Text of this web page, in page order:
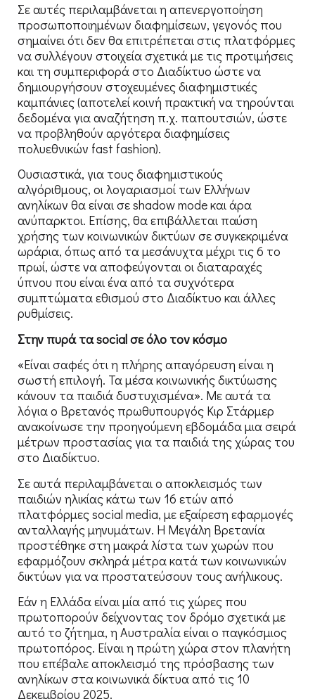
Σε αυτές περιλαμβάνεται η απενεργοποίηση
προσωποποιημένων διαφημίσεων, γεγονός που
σημαίνει ότι δεν θα επιτρέπεται στις πλατφόρμες
να συλλέγουν στοιχεία σχετικά με τις προτιμήσεις
και τη συμπεριφορά στο Διαδίκτυο ώστε να
δημιουργήσουν στοχευμένες διαφημιστικές
καμπάνιες (αποτελεί κοινή πρακτική να τηρούνται
δεδομένα για αναζήτηση π.χ. παπουτσιών, ώστε
να προβληθούν αργότερα διαφημίσεις
πολυεθνικών fast fashion).
Ουσιαστικά, για τους διαφημιστικούς
αλγόριθμους, οι λογαριασμοί των Ελλήνων
ανηλίκων θα είναι σε shadow mode και άρα
ανύπαρκτοι. Επίσης, θα επιβάλλεται παύση
χρήσης των κοινωνικών δικτύων σε συγκεκριμένα
ωράρια, όπως από τα μεσάνυχτα μέχρι τις 6 το
πρωί, ώστε να αποφεύγονται οι διαταραχές
ύπνου που είναι ένα από τα συχνότερα
συμπτώματα εθισμού στο Διαδίκτυο και άλλες
ρυθμίσεις.
Στην πυρά τα social σε όλο τον κόσμο
«Είναι σαφές ότι η πλήρης απαγόρευση είναι η
σωστή επιλογή. Τα μέσα κοινωνικής δικτύωσης
κάνουν τα παιδιά δυστυχισμένα». Με αυτά τα
λόγια ο Βρετανός πρωθυπουργός Κιρ Στάρμερ
ανακοίνωσε την προηγούμενη εβδομάδα μια σειρά
μέτρων προστασίας για τα παιδιά της χώρας του
στο Διαδίκτυο.
Σε αυτά περιλαμβάνεται ο αποκλεισμός των
παιδιών ηλικίας κάτω των 16 ετών από
πλατφόρμες social media, με εξαίρεση εφαρμογές
ανταλλαγής μηνυμάτων. Η Μεγάλη Βρετανία
προστέθηκε στη μακρά λίστα των χωρών που
εφαρμόζουν σκληρά μέτρα κατά των κοινωνικών
δικτύων για να προστατεύσουν τους ανήλικους.
Εάν η Ελλάδα είναι μία από τις χώρες που
πρωτοπορούν δείχνοντας τον δρόμο σχετικά με
αυτό το ζήτημα, η Αυστραλία είναι ο παγκόσμιος
πρωτοπόρος. Είναι η πρώτη χώρα στον πλανήτη
που επέβαλε αποκλεισμό της πρόσβασης των
ανηλίκων στα κοινωνικά δίκτυα από τις 10
Δεκεμβρίου 2025.